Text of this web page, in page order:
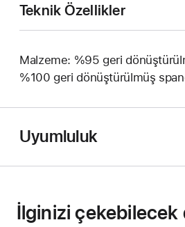
Teknik Özellikler
Malzeme: %95 geri
%100 geri dönüştürülmüş
Uyumluluk
İlginizi